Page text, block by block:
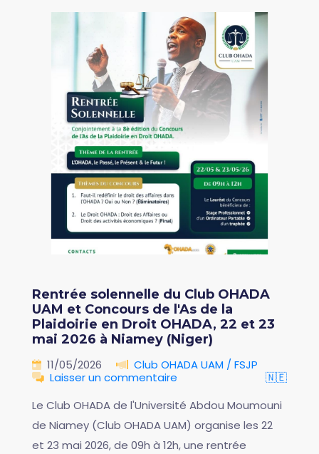
Rentrée solennelle du Club OHADA
UAM et Concours de l'As de la
Plaidoirie en Droit OHADA, 22 et 23
mai 2026 à Niamey (Niger)
11/05/2026
Club OHADA UAM / FSJP
Laisser un commentaire
🇳🇪
Le Club OHADA de l'Université Abdou Moumouni
de Niamey (Club OHADA UAM) organise les 22
et 23 mai 2026, de 09h à 12h, une rentrée